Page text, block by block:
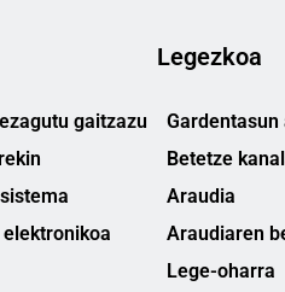
gaitzazu
Legezkoa
Gardentasun
Betetze
Araudia
Araudiaren
Lege-oharra